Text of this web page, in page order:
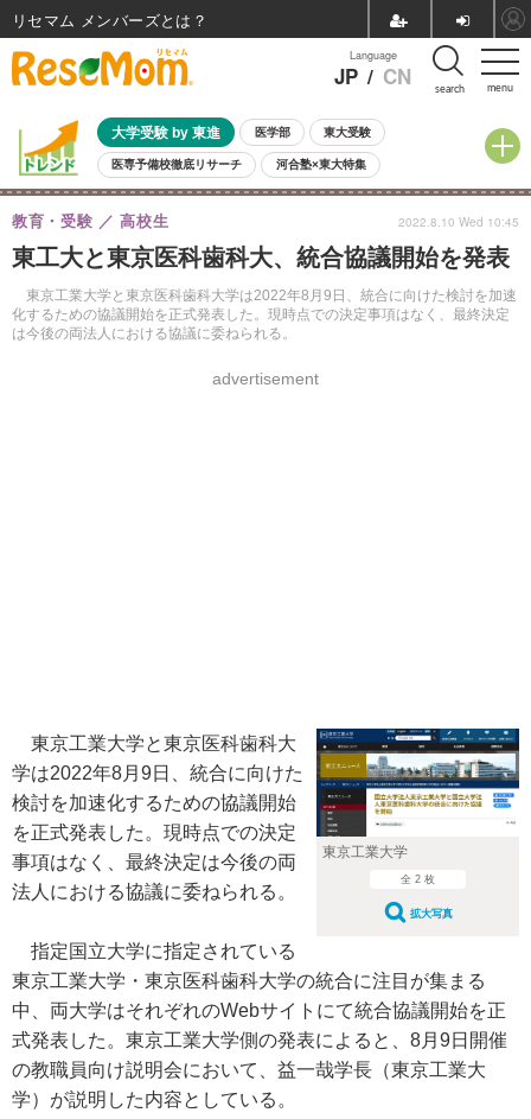
menu
Language
JP / CN search
大学受験 by 東進 医学部 東大受験
医専予備校徹底リサーチ 河合塾×東大特集
親子で考える大学選び 高校受験 中学受験 小学校受験
共通テスト 夏休み
8月開催イベント・WS 全国公立高校 過去問 人気記事
自由研究教材（小学生向け） 自由研究教材（中学生向け） ランキング
東工大と東京医科歯科大、統合協議開始を発表
東京工業大学と東京医科歯科大学は2022年8月9日、統合に向けた検討を加速
化するための協議開始を正式発表した。現時点での決定事項はなく、最終決定
は今後の両法人における協議に委ねられる。
教育・受験 高校生
advertisement
2022.8.10 Wed 10:45
東京工業大学
全 2 枚
拡大写真
東京工業大学と東京医科歯科大
学は2022年8月9日、統合に向けた
検討を加速化するための協議開始
を正式発表した。現時点での決定
事項はなく、最終決定は今後の両
法人における協議に委ねられる。
指定国立大学に指定されている
東京工業大学・東京医科歯科大学の統合に注目が集まる
中、両大学はそれぞれのWebサイトにて統合協議開始を正
式発表した。東京工業大学側の発表によると、8月9日開催
の教職員向け説明会において、益一哉学長（東京工業大
学）が説明した内容としている。
リセマム メンバーズ